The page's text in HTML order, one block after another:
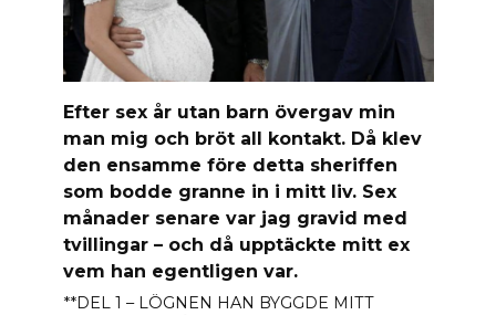
Efter sex år utan barn övergav min
man mig och bröt all kontakt. Då klev
den ensamme före detta sheriffen
som bodde granne in i mitt liv. Sex
månader senare var jag gravid med
tvillingar – och då upptäckte mitt ex
vem han egentligen var.
**DEL 1 – LÖGNEN HAN BYGGDE MITT